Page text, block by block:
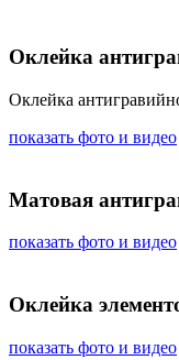
Оклейка
Оклейка
показать фото и видео
Матовая
показать фото и видео
Оклейка
показать фото и видео